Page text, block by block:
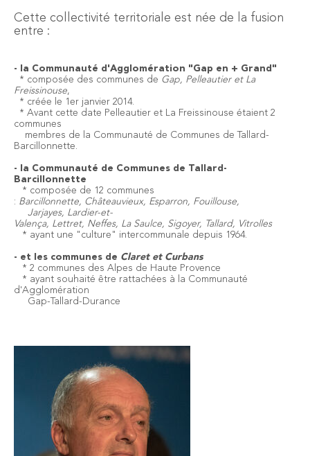
Cette collectivité territoriale est née de la fusion
entre :
- la Communauté d'Agglomération "Gap en + Grand"
* composée des communes de Gap, Pelleautier et La
Freissinouse,
* créée le 1er janvier 2014.
* Avant cette date Pelleautier et La Freissinouse étaient 2
communes
membres de la Communauté de Communes de Tallard-
Barcillonnette.
- la Communauté de Communes de Tallard-
Barcillonnette
* composée de 12 communes
: Barcillonnette, Châteauvieux, Esparron, Fouillouse,
Jarjayes, Lardier-et-
Valença, Lettret, Neffes, La Saulce, Sigoyer, Tallard, Vitrolles
* ayant une "culture" intercommunale depuis 1964.
- et les communes de Claret et Curbans
* 2 communes des Alpes de Haute Provence
* ayant souhaité être rattachées à la Communauté
d'Agglomération
Gap-Tallard-Durance